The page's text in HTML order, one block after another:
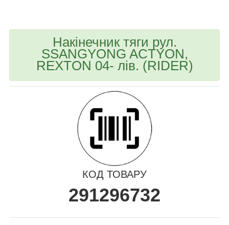
Накінечник тяги рул.
SSANGYONG ACTYON,
REXTON 04- лів. (RIDER)
КОД ТОВАРУ
291296732